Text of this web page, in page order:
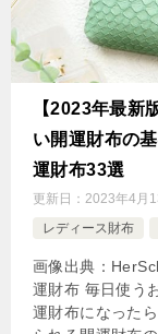
【2023年最新
い開運財布の
運財布33選
更新日： 2023年4月
レディース財布
画像出典：
運財布 毎日使う
運財布になった